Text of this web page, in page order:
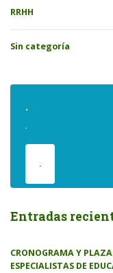
RRHH
Sin categoría
.
.
.
Entradas
CRONOGRAMA Y
ESPECIALISTAS DE